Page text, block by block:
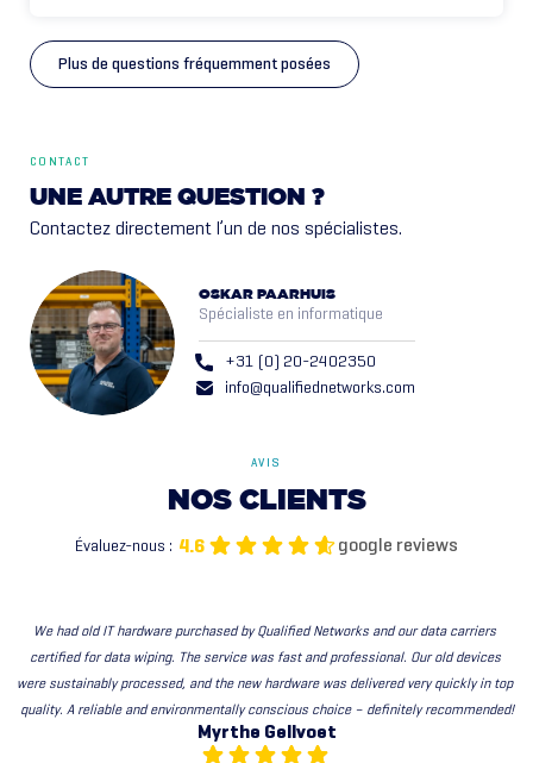
Plus de questions fréquemment posées
CONTACT
UNE AUTRE QUESTION ?
Contactez directement l’un de nos spécialistes.
OSKAR PAARHUIS
Spécialiste en informatique
+31 (0) 20-2402350
info@qualifiednetworks.com
AVIS
NOS CLIENTS
Évaluez-nous : 4.6 google reviews
Myrthe Gellvoet
We had old IT hardware purchased by Qualified Networks and our data carriers
certified for data wiping. The service was fast and professional. Our old devices
were sustainably processed, and the new hardware was delivered very quickly in top
quality. A reliable and environmentally conscious choice – definitely recommended!